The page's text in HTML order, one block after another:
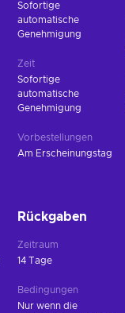
Sofortige
automatische
Genehmigung
Zeit
Sofortige
automatische
Genehmigung
Vorbestellungen
Am Erscheinungstag
Rückgaben
Zeitraum
14 Tage
Bedingungen
Nur wenn die